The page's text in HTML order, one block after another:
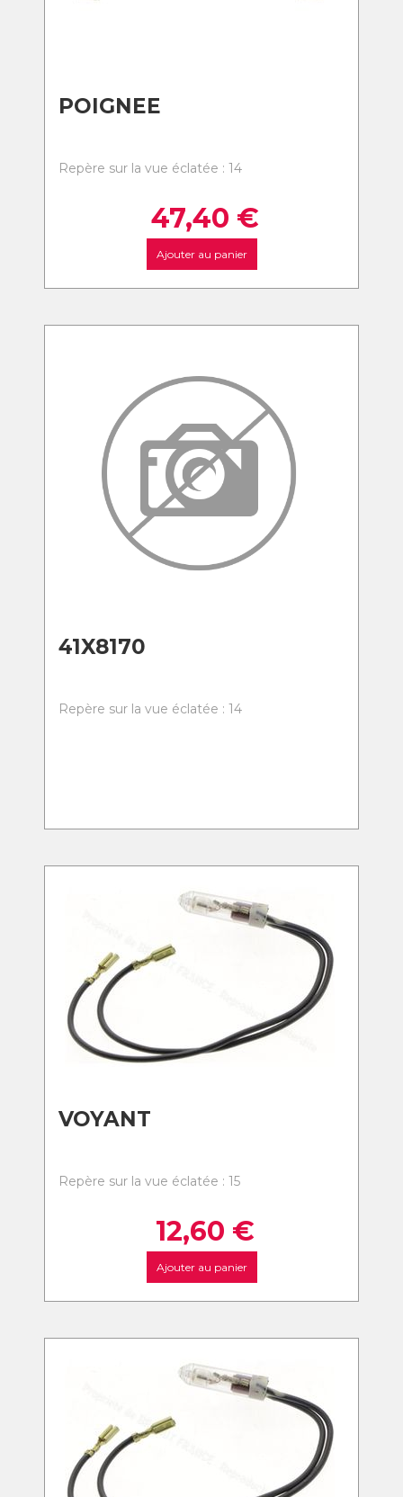
POIGNEE
Repère sur la vue éclatée : 14
47,40 €
Ajouter au panier
41X8170
Repère sur la vue éclatée : 14
VOYANT
Repère sur la vue éclatée : 15
12,60 €
Ajouter au panier